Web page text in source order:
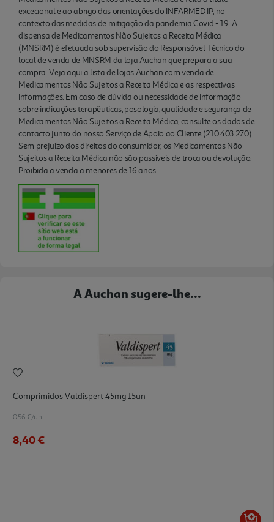
excecional e ao abrigo das orientações do INFARMED IP, no
contexto das medidas de mitigação da pandemia Covid - 19. A
dispensa de Medicamentos Não Sujeitos a Receita Médica
(MNSRM) é efetuada sob supervisão do Responsável Técnico do
local de venda de MNSRM da loja Auchan que prepara a sua
compra. Vejaaquia lista de lojas Auchan com venda de
Medicamentos Não Sujeitos a Receita Médica e as respectivas
informações. Em caso de dúvida ou necessidade de informação
sobre indicações terapêuticas, posologia, qualidade e segurança de
Medicamentos Não Sujeitos a Receita Médica, consulte os dados de
contacto junto do nosso Serviço de Apoio ao Cliente (210 403 270).
Sem prejuízo dos direitos do consumidor, os Medicamentos Não
Sujeitos a Receita Médica não são passíveis de troca ou devolução.
Proibida a venda a menores de 16 anos.
A Auchan sugere-lhe...
Comprimidos Valdispert 45mg 15un
0.56 €/un
8,40 €